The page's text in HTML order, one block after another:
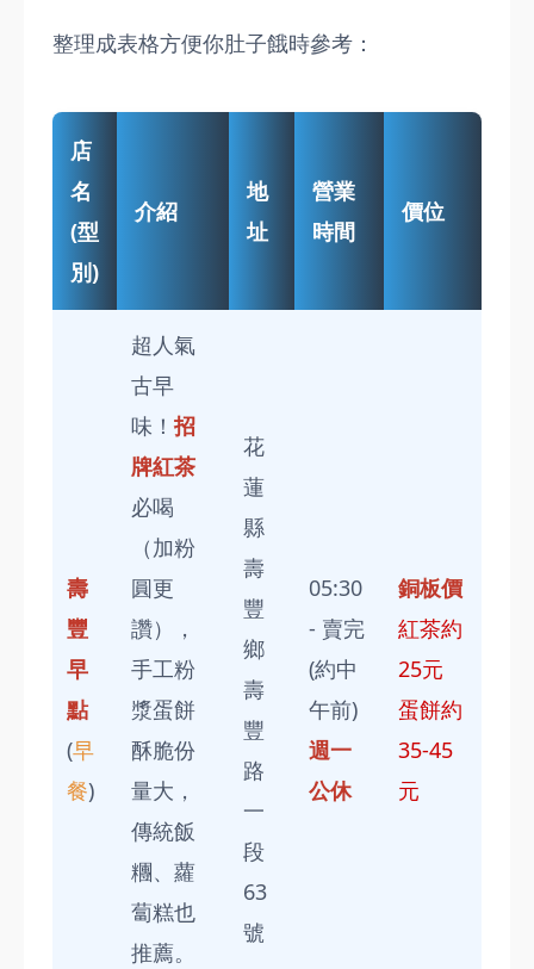
整理成表格方便你肚子餓時參考：
店
名
(型
別)
介紹
地
址
營業
時間
價位
壽
豐
早
點
(早
餐)
超人氣
古早
味！ 招
牌紅茶
必喝
（加粉
圓更
讚），
手工粉
漿蛋餅
酥脆份
量大，
傳統飯
糰、蘿
蔔糕也
推薦。
花
蓮
縣
壽
豐
鄉
壽
豐
路
一
段
63
號
05:30
- 賣完
(約中
午前)
週一
公休
銅板價
紅茶約
25元
蛋餅約
35-45
元